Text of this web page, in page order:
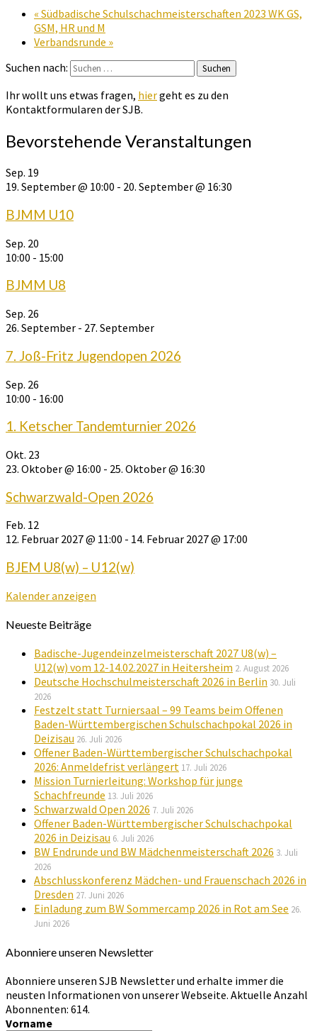
« Südbadische Schulschachmeisterschaften 2023 WK GS,
GSM, HR und M
Verbandsrunde »
Suchen nach:
Suchen
Ihr wollt uns etwas fragen, hiergeht es zu den
Kontaktformularen der SJB.
Bevorstehende Veranstaltungen
Sep. 19
19. September @ 10:00 - 20. September @ 16:30
BJMM U10
Sep. 20
10:00 - 15:00
BJMM U8
Sep. 26
26. September - 27. September
7. Joß-Fritz Jugendopen 2026
Sep. 26
10:00 - 16:00
1. Ketscher Tandemturnier 2026
Okt. 23
23. Oktober @ 16:00 - 25. Oktober @ 16:30
Schwarzwald-Open 2026
Feb. 12
12. Februar 2027 @ 11:00 - 14. Februar 2027 @ 17:00
BJEM U8(w) – U12(w)
Kalender anzeigen
Neueste Beiträge
Badische-Jugendeinzelmeisterschaft 2027 U8(w) –
U12(w) vom 12-14.02.2027 in Heitersheim 2. August 2026
Deutsche Hochschulmeisterschaft 2026 in Berlin 30. Juli
2026
Festzelt statt Turniersaal – 99 Teams beim Offenen
Baden-Württembergischen Schulschachpokal 2026 in
Deizisau 26. Juli 2026
Offener Baden-Württembergischer Schulschachpokal
2026: Anmeldefrist verlängert 17. Juli 2026
Mission Turnierleitung: Workshop für junge
Schachfreunde 13. Juli 2026
Schwarzwald Open 2026 7. Juli 2026
Offener Baden-Württembergischer Schulschachpokal
2026 in Deizisau 6. Juli 2026
BW Endrunde und BW Mädchenmeisterschaft 2026 3. Juli
2026
Abschlusskonferenz Mädchen- und Frauenschach 2026 in
Dresden 27. Juni 2026
Einladung zum BW Sommercamp 2026 in Rot am See 26.
Juni 2026
Abonniere unseren Newsletter
Abonniere unseren SJB Newsletter und erhalte immer die
neusten Informationen von unserer Webseite. Aktuelle Anzahl
Abonnenten: 614.
Vorname